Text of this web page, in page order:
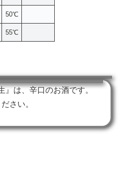
50℃
55℃
』は、辛口のお酒です。
さい。